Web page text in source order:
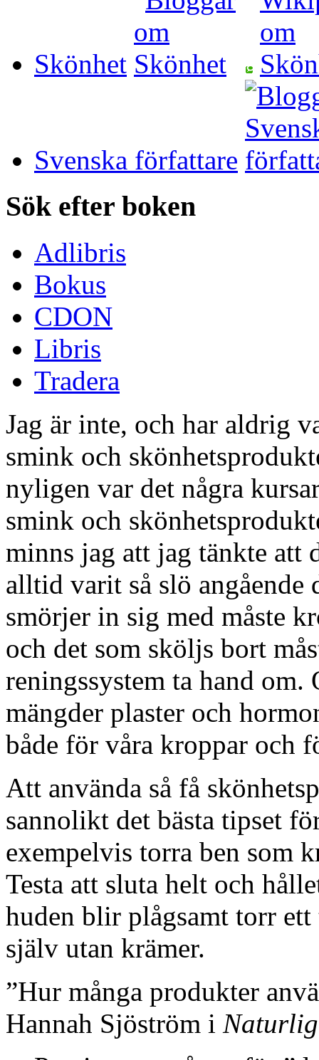
Skönhet
Svenska författare
Sök efter boken
Adlibris
Bokus
CDON
Libris
Tradera
Jag är inte, och har aldrig
smink och
nyligen var det några
smink och
minns jag att jag tänkte att
alltid varit så slö
smörjer in sig med måste
och det som sköljs bort
reningssystem ta hand
mängder plaster och
både för våra kroppar och
Att använda så få
sannolikt det bästa tipset
exempelvis torra ben som
Testa att sluta helt och
huden blir plågsamt torr ett
själv utan krämer.
”Hur många produkter
Hannah Sjöström i